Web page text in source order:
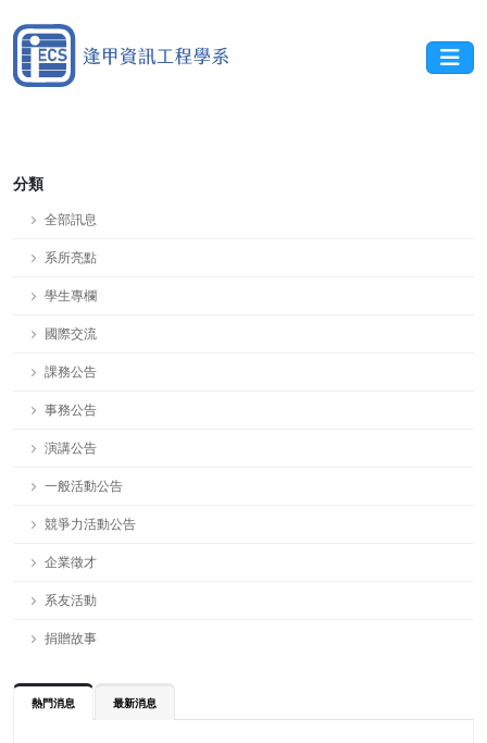
分類
全部訊息
系所亮點
學生專欄
國際交流
課務公告
事務公告
演講公告
一般活動公告
競爭力活動公告
企業徵才
系友活動
捐贈故事
熱門消息 最新消息